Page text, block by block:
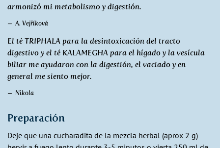
armonizó mi metabolismo y digestión.
A. Vejříková
El té TRIPHALA para la desintoxicación del tracto
digestivo y el té KALAMEGHA para el hígado y la vesícula
biliar me ayudaron con la digestión, el vaciado y en
general me siento mejor.
Nikola
Preparación
Deje que una cucharadita de la mezcla herbal (aprox 2 g)